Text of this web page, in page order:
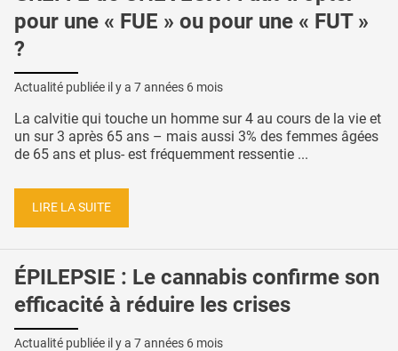
pour une « FUE » ou pour une « FUT »
?
Actualité publiée il y a 7 années 6 mois
La calvitie qui touche un homme sur 4 au cours de la vie et
un sur 3 après 65 ans – mais aussi 3% des femmes âgées
de 65 ans et plus- est fréquemment ressentie ...
LIRE LA SUITE
ÉPILEPSIE : Le cannabis confirme son
efficacité à réduire les crises
Actualité publiée il y a 7 années 6 mois